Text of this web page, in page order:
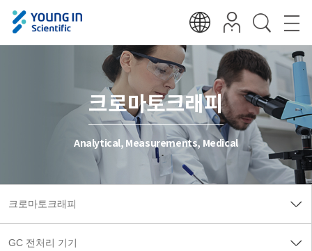
크로마토크래피
Analytical, Measurements, Medical